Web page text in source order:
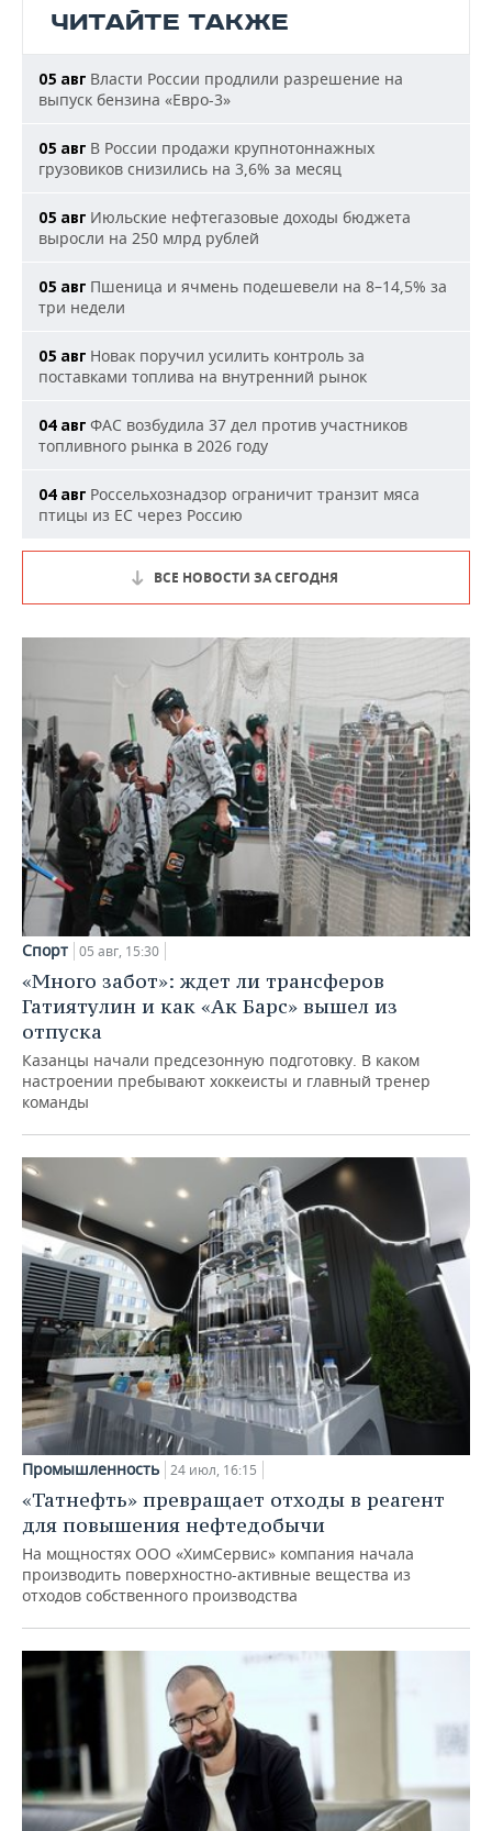
ЧИТАЙТЕ ТАКЖЕ
05 авг Власти России продлили разрешение на
выпуск бензина «Евро-3»
05 авг В России продажи крупнотоннажных
грузовиков снизились на 3,6% за месяц
05 авг Июльские нефтегазовые доходы бюджета
выросли на 250 млрд рублей
05 авг Пшеница и ячмень подешевели на 8–14,5% за
три недели
05 авг Новак поручил усилить контроль за
поставками топлива на внутренний рынок
04 авг ФАС возбудила 37 дел против участников
топливного рынка в 2026 году
04 авг Россельхознадзор ограничит транзит мяса
птицы из ЕС через Россию
ВСЕ НОВОСТИ ЗА СЕГОДНЯ
Спорт 05 авг, 15:30
«Много забот»: ждет ли трансферов
Гатиятулин и как «Ак Барс» вышел из
отпуска
Казанцы начали предсезонную подготовку. В каком
настроении пребывают хоккеисты и главный тренер
команды
Промышленность 24 июл, 16:15
«Татнефть» превращает отходы в реагент
для повышения нефтедобычи
На мощностях ООО «ХимСервис» компания начала
производить поверхностно-активные вещества из
отходов собственного производства